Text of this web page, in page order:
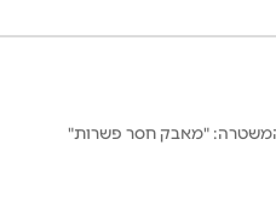
המשטרה: "מאבק חסר פשרות"